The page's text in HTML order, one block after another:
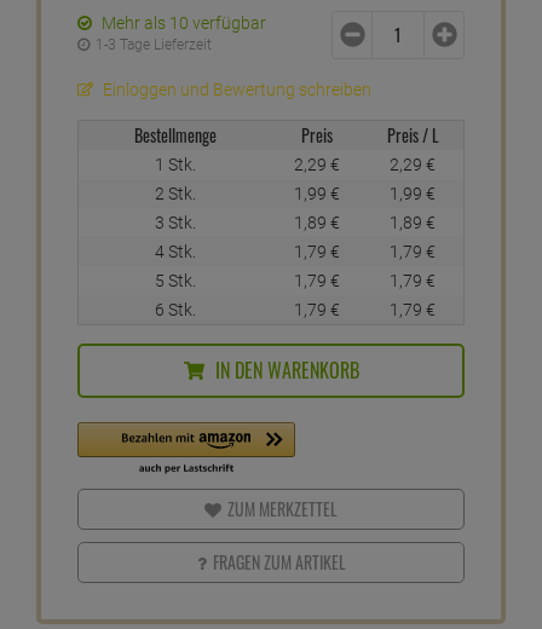
Mehr als 10 verfügbar
1-3 Tage Lieferzeit
Einloggen und Bewertung schreiben
Bestellmenge Preis Preis / L
1 Stk. 2, 29 € 2, 29 €
2 Stk.
1, 99 € 1, 99 €
3 Stk.
1, 89 € 1, 89 €
4 Stk.
1, 79 € 1, 79 €
5 Stk.
1, 79 € 1, 79 €
6 Stk.
1, 79 € 1, 79 €
IN DEN WARENKORB
ZUM MERKZETTEL
FRAGEN ZUM ARTIKEL